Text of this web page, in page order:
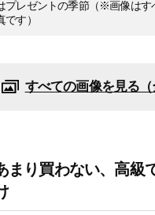
プレゼントの季節（※画像はす
す）
すべての画像を見る（
まり買わない、高級